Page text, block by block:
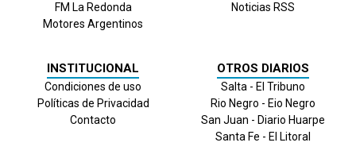
FM La Redonda
Motores Argentinos
Noticias RSS
INSTITUCIONAL
Condiciones de uso
Políticas de Privacidad
Contacto
OTROS DIARIOS
Salta - El Tribuno
Rio Negro - Eio Negro
San Juan - Diario Huarpe
Santa Fe - El Litoral